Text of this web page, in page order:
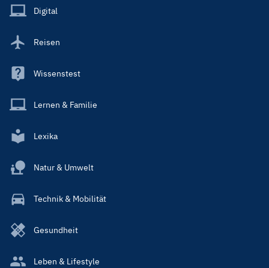
Main
Digital
Reisen
Wissenstest
Lernen & Familie
Lexika
Natur & Umwelt
Technik & Mobilität
Gesundheit
Leben & Lifestyle